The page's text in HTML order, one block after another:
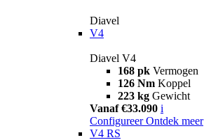
Diavel
V4
Diavel V4
168 pk Vermogen
126 Nm Koppel
223 kg Gewicht
Vanaf €33.090 i
Configureer Ontdek meer
V4 RS